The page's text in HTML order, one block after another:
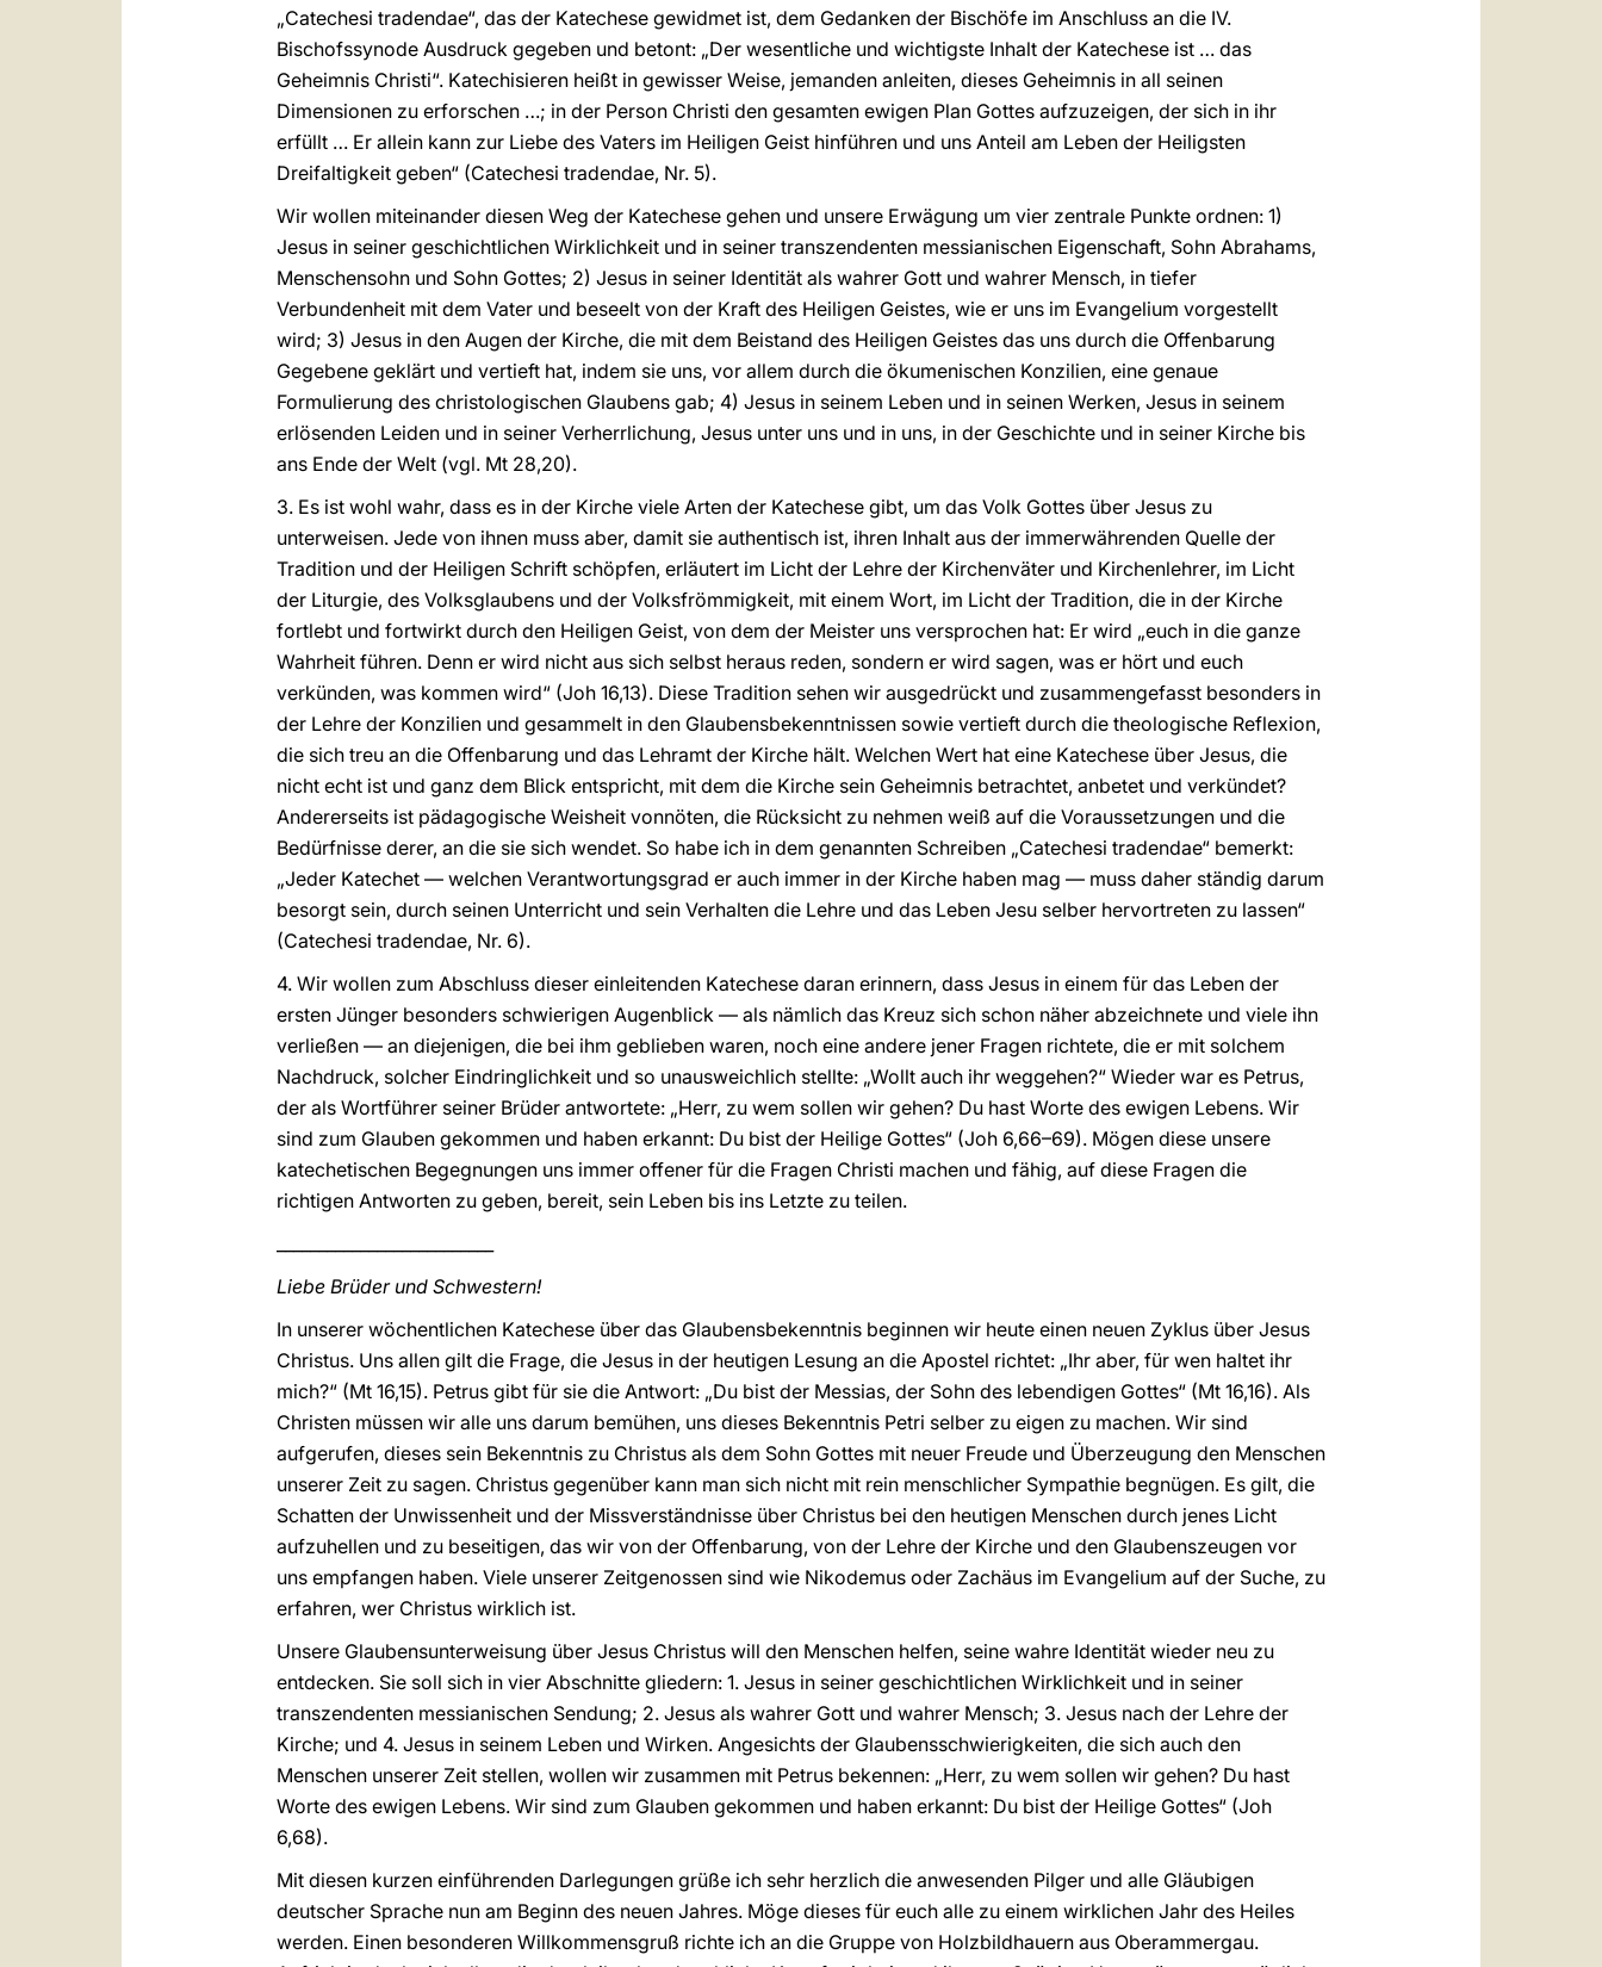
„Catechesi tradendae“, das der Katechese gewidmet ist, dem Gedanken der Bischöfe im Anschluss an die IV.
Bischofssynode Ausdruck gegeben und betont: „Der wesentliche und wichtigste Inhalt der Katechese ist … das
Geheimnis Christi“. Katechisieren heißt in gewisser Weise, jemanden anleiten, dieses Geheimnis in all seinen
Dimensionen zu erforschen …; in der Person Christi den gesamten ewigen Plan Gottes aufzuzeigen, der sich in ihr
erfüllt … Er allein kann zur Liebe des Vaters im Heiligen Geist hinführen und uns Anteil am Leben der Heiligsten
Dreifaltigkeit geben“ (Catechesi tradendae, Nr. 5).
Wir wollen miteinander diesen Weg der Katechese gehen und unsere Erwägung um vier zentrale Punkte ordnen: 1)
Jesus in seiner geschichtlichen Wirklichkeit und in seiner transzendenten messianischen Eigenschaft, Sohn Abrahams,
Menschensohn und Sohn Gottes; 2) Jesus in seiner Identität als wahrer Gott und wahrer Mensch, in tiefer
Verbundenheit mit dem Vater und beseelt von der Kraft des Heiligen Geistes, wie er uns im Evangelium vorgestellt
wird; 3) Jesus in den Augen der Kirche, die mit dem Beistand des Heiligen Geistes das uns durch die Offenbarung
Gegebene geklärt und vertieft hat, indem sie uns, vor allem durch die ökumenischen Konzilien, eine genaue
Formulierung des christologischen Glaubens gab; 4) Jesus in seinem Leben und in seinen Werken, Jesus in seinem
erlösenden Leiden und in seiner Verherrlichung, Jesus unter uns und in uns, in der Geschichte und in seiner Kirche bis
ans Ende der Welt (vgl. Mt 28,20).
3. Es ist wohl wahr, dass es in der Kirche viele Arten der Katechese gibt, um das Volk Gottes über Jesus zu
unterweisen. Jede von ihnen muss aber, damit sie authentisch ist, ihren Inhalt aus der immerwährenden Quelle der
Tradition und der Heiligen Schrift schöpfen, erläutert im Licht der Lehre der Kirchenväter und Kirchenlehrer, im Licht
der Liturgie, des Volksglaubens und der Volksfrömmigkeit, mit einem Wort, im Licht der Tradition, die in der Kirche
fortlebt und fortwirkt durch den Heiligen Geist, von dem der Meister uns versprochen hat: Er wird „euch in die ganze
Wahrheit führen. Denn er wird nicht aus sich selbst heraus reden, sondern er wird sagen, was er hört und euch
verkünden, was kommen wird“ (Joh 16,13). Diese Tradition sehen wir ausgedrückt und zusammengefasst besonders in
der Lehre der Konzilien und gesammelt in den Glaubensbekenntnissen sowie vertieft durch die theologische Reflexion,
die sich treu an die Offenbarung und das Lehramt der Kirche hält. Welchen Wert hat eine Katechese über Jesus, die
nicht echt ist und ganz dem Blick entspricht, mit dem die Kirche sein Geheimnis betrachtet, anbetet und verkündet?
Andererseits ist pädagogische Weisheit vonnöten, die Rücksicht zu nehmen weiß auf die Voraussetzungen und die
Bedürfnisse derer, an die sie sich wendet. So habe ich in dem genannten Schreiben „Catechesi tradendae“ bemerkt:
„Jeder Katechet — welchen Verantwortungsgrad er auch immer in der Kirche haben mag — muss daher ständig darum
besorgt sein, durch seinen Unterricht und sein Verhalten die Lehre und das Leben Jesu selber hervortreten zu lassen“
(Catechesi tradendae, Nr. 6).
4. Wir wollen zum Abschluss dieser einleitenden Katechese daran erinnern, dass Jesus in einem für das Leben der
ersten Jünger besonders schwierigen Augenblick — als nämlich das Kreuz sich schon näher abzeichnete und viele ihn
verließen — an diejenigen, die bei ihm geblieben waren, noch eine andere jener Fragen richtete, die er mit solchem
Nachdruck, solcher Eindringlichkeit und so unausweichlich stellte: „Wollt auch ihr weggehen?“ Wieder war es Petrus,
der als Wortführer seiner Brüder antwortete: „Herr, zu wem sollen wir gehen? Du hast Worte des ewigen Lebens. Wir
sind zum Glauben gekommen und haben erkannt: Du bist der Heilige Gottes“ (Joh 6,66–69). Mögen diese unsere
katechetischen Begegnungen uns immer offener für die Fragen Christi machen und fähig, auf diese Fragen die
richtigen Antworten zu geben, bereit, sein Leben bis ins Letzte zu teilen.
Liebe Brüder und Schwestern!
In unserer wöchentlichen Katechese über das Glaubensbekenntnis beginnen wir heute einen neuen Zyklus über Jesus
Christus. Uns allen gilt die Frage, die Jesus in der heutigen Lesung an die Apostel richtet: „Ihr aber, für wen haltet ihr
mich?“ (Mt 16,15). Petrus gibt für sie die Antwort: „Du bist der Messias, der Sohn des lebendigen Gottes“ (Mt 16,16). Als
Christen müssen wir alle uns darum bemühen, uns dieses Bekenntnis Petri selber zu eigen zu machen. Wir sind
aufgerufen, dieses sein Bekenntnis zu Christus als dem Sohn Gottes mit neuer Freude und Überzeugung den Menschen
unserer Zeit zu sagen. Christus gegenüber kann man sich nicht mit rein menschlicher Sympathie begnügen. Es gilt, die
Schatten der Unwissenheit und der Missverständnisse über Christus bei den heutigen Menschen durch jenes Licht
aufzuhellen und zu beseitigen, das wir von der Offenbarung, von der Lehre der Kirche und den Glaubenszeugen vor
uns empfangen haben. Viele unserer Zeitgenossen sind wie Nikodemus oder Zachäus im Evangelium auf der Suche, zu
erfahren, wer Christus wirklich ist.
Unsere Glaubensunterweisung über Jesus Christus will den Menschen helfen, seine wahre Identität wieder neu zu
entdecken. Sie soll sich in vier Abschnitte gliedern: 1. Jesus in seiner geschichtlichen Wirklichkeit und in seiner
transzendenten messianischen Sendung; 2. Jesus als wahrer Gott und wahrer Mensch; 3. Jesus nach der Lehre der
Kirche; und 4. Jesus in seinem Leben und Wirken. Angesichts der Glaubensschwierigkeiten, die sich auch den
Menschen unserer Zeit stellen, wollen wir zusammen mit Petrus bekennen: „Herr, zu wem sollen wir gehen? Du hast
Worte des ewigen Lebens. Wir sind zum Glauben gekommen und haben erkannt: Du bist der Heilige Gottes“ (Joh
6,68).
Mit diesen kurzen einführenden Darlegungen grüße ich sehr herzlich die anwesenden Pilger und alle Gläubigen
deutscher Sprache nun am Beginn des neuen Jahres. Möge dieses für euch alle zu einem wirklichen Jahr des Heiles
werden. Einen besonderen Willkommensgruß richte ich an die Gruppe von Holzbildhauern aus Oberammergau.